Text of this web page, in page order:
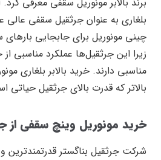
بلغاری به عنوان جرثقیل سقفی
چینی مونوریل برای جابجایی
زیرا این جرثقیل‌ها عملکرد مناسبی
مناسبی دارند. خرید بالابر بلغاری
بالاتر که قدرت بالای جرثقیل
خرید مونوریل وینچ سقفی از
شرکت جرثقیل بناگستر قدرتمندترین